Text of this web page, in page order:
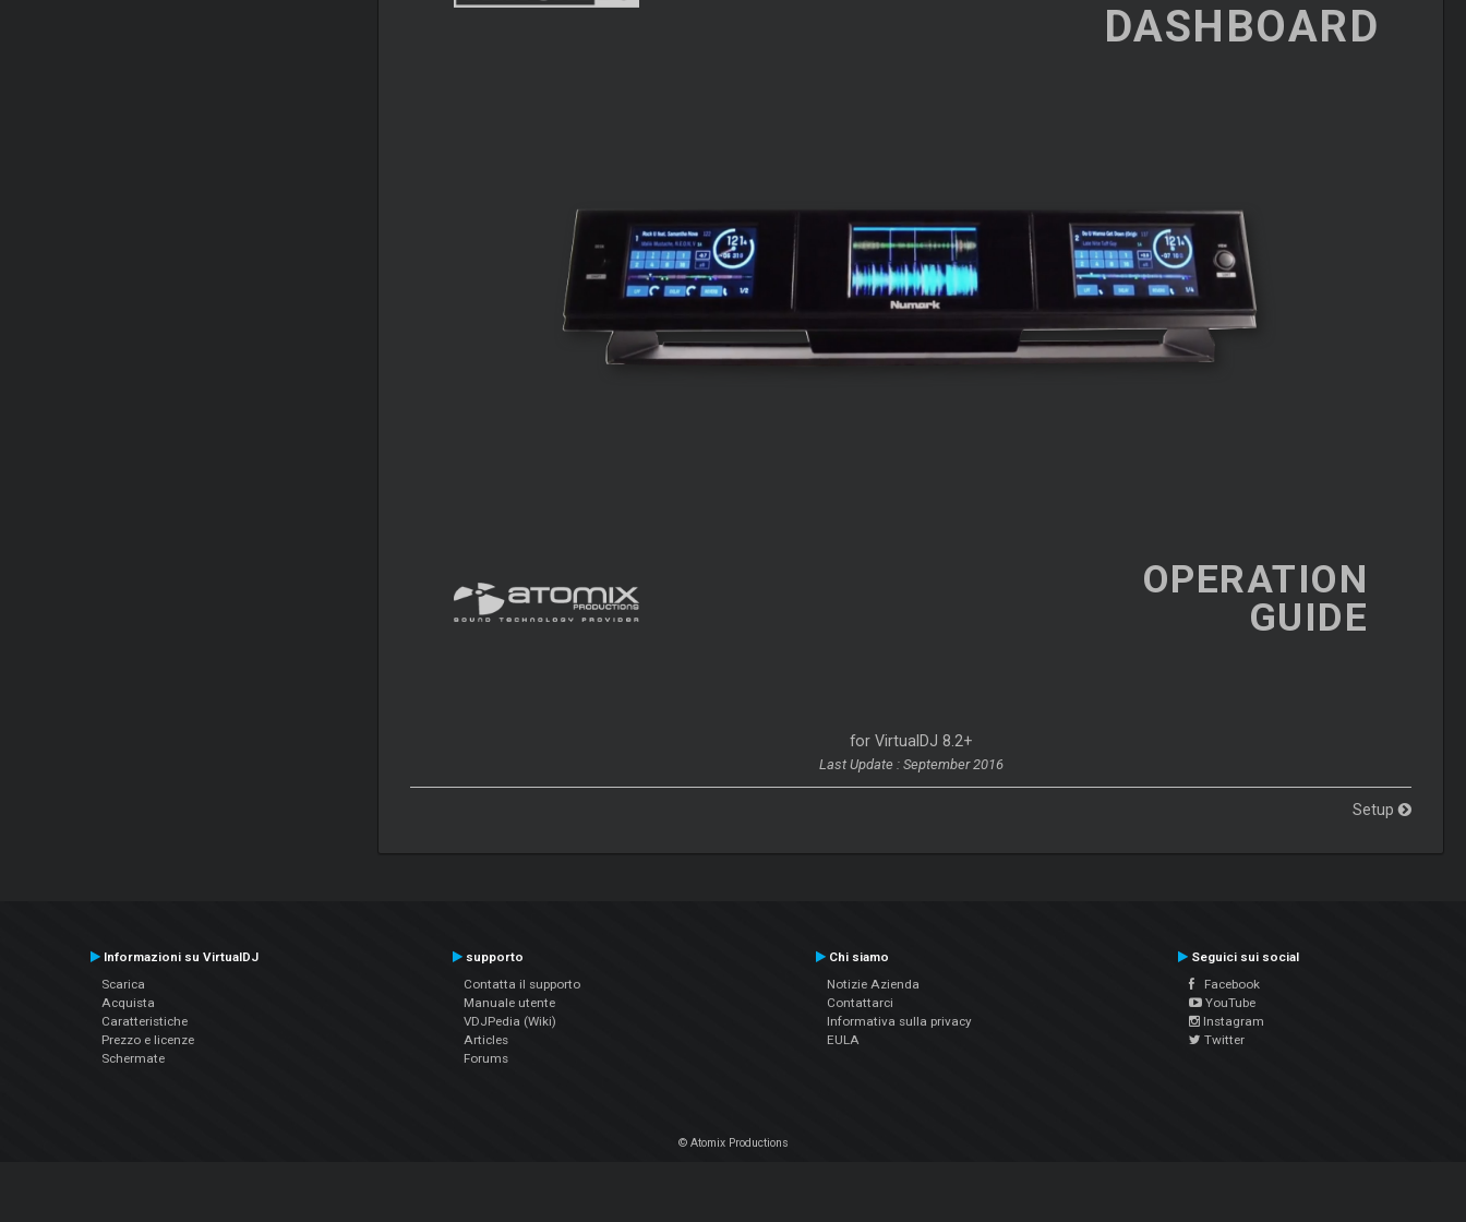
DASHBOARD
OPERATION
GUIDE
for VirtualDJ 8.2+
Last Update : September 2016
Setup
Informazioni su VirtualDJ
Scarica
Acquista
Caratteristiche
Prezzo e licenze
Schermate
supporto
Contatta il supporto
Manuale utente
VDJPedia (Wiki)
Articles
Forums
Chi siamo
Notizie Azienda
Contattarci
Informativa sulla privacy
EULA
Seguici sui social
Facebook
YouTube
Instagram
Twitter
© Atomix Productions